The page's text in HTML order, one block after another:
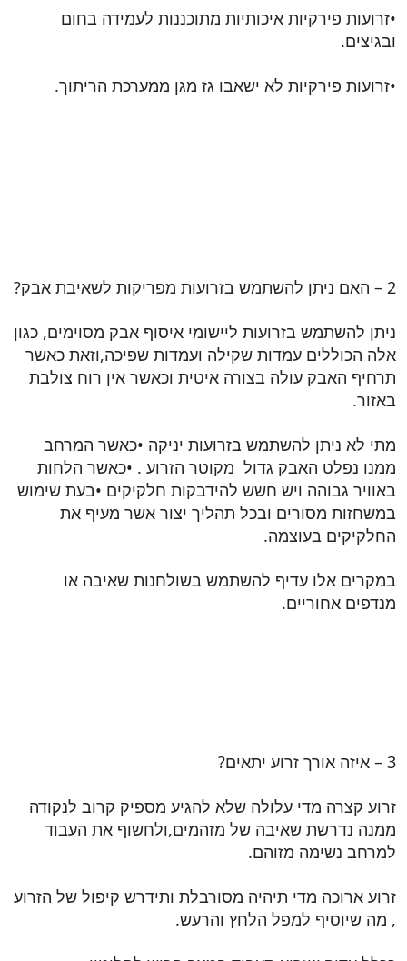
•זרועות פירקיות איכותיות מתוכננות לעמידה בחום
ובגיצים.
•זרועות פירקיות לא ישאבו גז מגן ממערכת הריתוך.
2 – האם ניתן להשתמש בזרועות מפריקות לשאיבת אבק?
ניתן להשתמש בזרועות ליישומי איסוף אבק מסוימים, כגון
אלה הכוללים עמדות שקילה ועמדות שפיכה,וזאת כאשר
תרחיף האבק עולה בצורה איטית וכאשר אין רוח צולבת
באזור.
מתי לא ניתן להשתמש בזרועות יניקה •כאשר המרחב
ממנו נפלט האבק גדול מקוטר הזרוע . •כאשר הלחות
באוויר גבוהה ויש חשש להידבקות חלקיקים •בעת שימוש
במשחזות מסורים ובכל תהליך יצור אשר מעיף את
החלקיקים בעוצמה.
במקרים אלו עדיף להשתמש בשולחנות שאיבה או
מנדפים אחוריים.
3 – איזה אורך זרוע יתאים?
זרוע קצרה מדי עלולה שלא להגיע מספיק קרוב לנקודה
ממנה נדרשת שאיבה של מזהמים,ולחשוף את העבוד
למרחב נשימה מזוהם.
זרוע ארוכה מדי תיהיה מסורבלת ותידרש קיפול של הזרוע
, מה שיוסיף למפל הלחץ והרעש.